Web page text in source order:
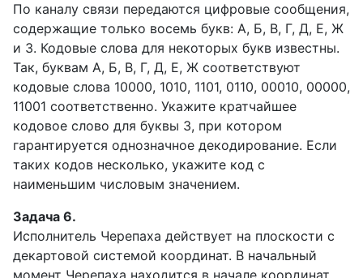
По каналу связи передаются цифровые сообщения,
содержащие только восемь букв: А, Б, В, Г, Д, Е, Ж
и З. Кодовые слова для некоторых букв известны.
Так, буквам А, Б, В, Г, Д, Е, Ж соответствуют
кодовые слова 10000, 1010, 1101, 0110, 00010, 00000,
11001 соответственно. Укажите кратчайшее
кодовое слово для буквы З, при котором
гарантируется однозначное декодирование. Если
таких кодов несколько, укажите код с
наименьшим числовым значением.
Задача 6.
Исполнитель Черепаха действует на плоскости с
декартовой системой координат. В начальный
момент Черепаха находится в начале координат,